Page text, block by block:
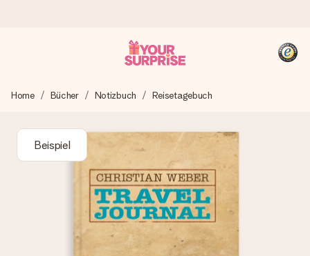
Wir bereiten dein Geschenk sorgfältig vor und schicken es
4,8 (basierend auf +15.000 Bewertungen)
Unsere Geschenke begeistern. Kunden bewerten uns mit
4,8 bei Google Reviews (Gesamtergebnis aller Länder, in
die wir versenden).
Home Bücher Notizbuch Reisetagebuch
Beispiel